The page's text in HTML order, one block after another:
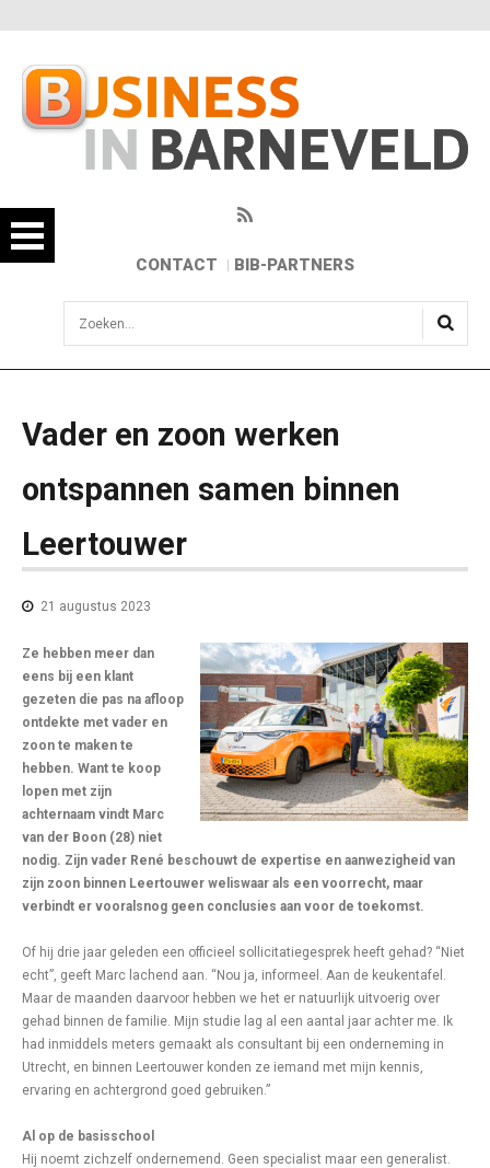
CONTACT BIB-PARTNERS
sisea.search
Vader en zoon werken
ontspannen samen binnen
Leertouwer
21 augustus 2023
Ze hebben meer dan
eens bij een klant
gezeten die pas na afloop
ontdekte met vader en
zoon te maken te
hebben. Want te koop
lopen met zijn
achternaam vindt Marc
van der Boon (28) niet
nodig. Zijn vader René beschouwt de expertise en aanwezigheid van
zijn zoon binnen Leertouwer weliswaar als een voorrecht, maar
verbindt er vooralsnog geen conclusies aan voor de toekomst.
Of hij drie jaar geleden een officieel sollicitatiegesprek heeft gehad? “Niet
echt”, geeft Marc lachend aan. “Nou ja, informeel. Aan de keukentafel.
Maar de maanden daarvoor hebben we het er natuurlijk uitvoerig over
gehad binnen de familie. Mijn studie lag al een aantal jaar achter me. Ik
had inmiddels meters gemaakt als consultant bij een onderneming in
Utrecht, en binnen Leertouwer konden ze iemand met mijn kennis,
ervaring en achtergrond goed gebruiken.”
Al op de basisschool
Hij noemt zichzelf ondernemend. Geen specialist maar een generalist.